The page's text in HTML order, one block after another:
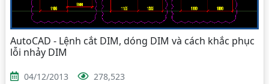
AutoCAD - Lệnh cắt DIM, dóng DIM và cách khắc phục
lỗi nhảy DIM
04/12/2013 278,523